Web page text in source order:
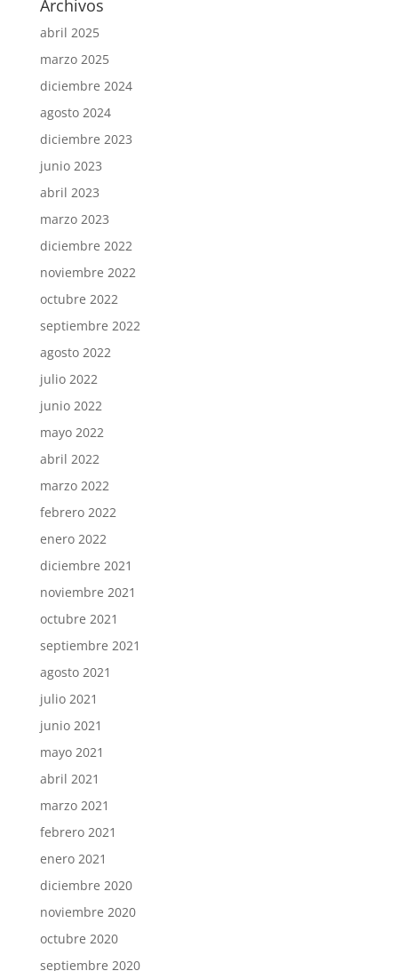
Archivos
abril 2025
marzo 2025
diciembre 2024
agosto 2024
diciembre 2023
junio 2023
abril 2023
marzo 2023
diciembre 2022
noviembre 2022
octubre 2022
septiembre 2022
agosto 2022
julio 2022
junio 2022
mayo 2022
abril 2022
marzo 2022
febrero 2022
enero 2022
diciembre 2021
noviembre 2021
octubre 2021
septiembre 2021
agosto 2021
julio 2021
junio 2021
mayo 2021
abril 2021
marzo 2021
febrero 2021
enero 2021
diciembre 2020
noviembre 2020
octubre 2020
septiembre 2020